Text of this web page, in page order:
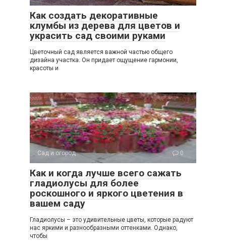
Как создать декоративные
клумбы из дерева для цветов и
украсить сад своими руками
Цветочный сад является важной частью общего
дизайна участка. Он придает ощущение гармонии,
красоты и
Сад и огород 0
Как и когда лучше всего сажать
гладиолусы для более
роскошного и яркого цветения в
вашем саду
Гладиолусы – это удивительные цветы, которые радуют
нас яркими и разнообразными оттенками. Однако,
чтобы